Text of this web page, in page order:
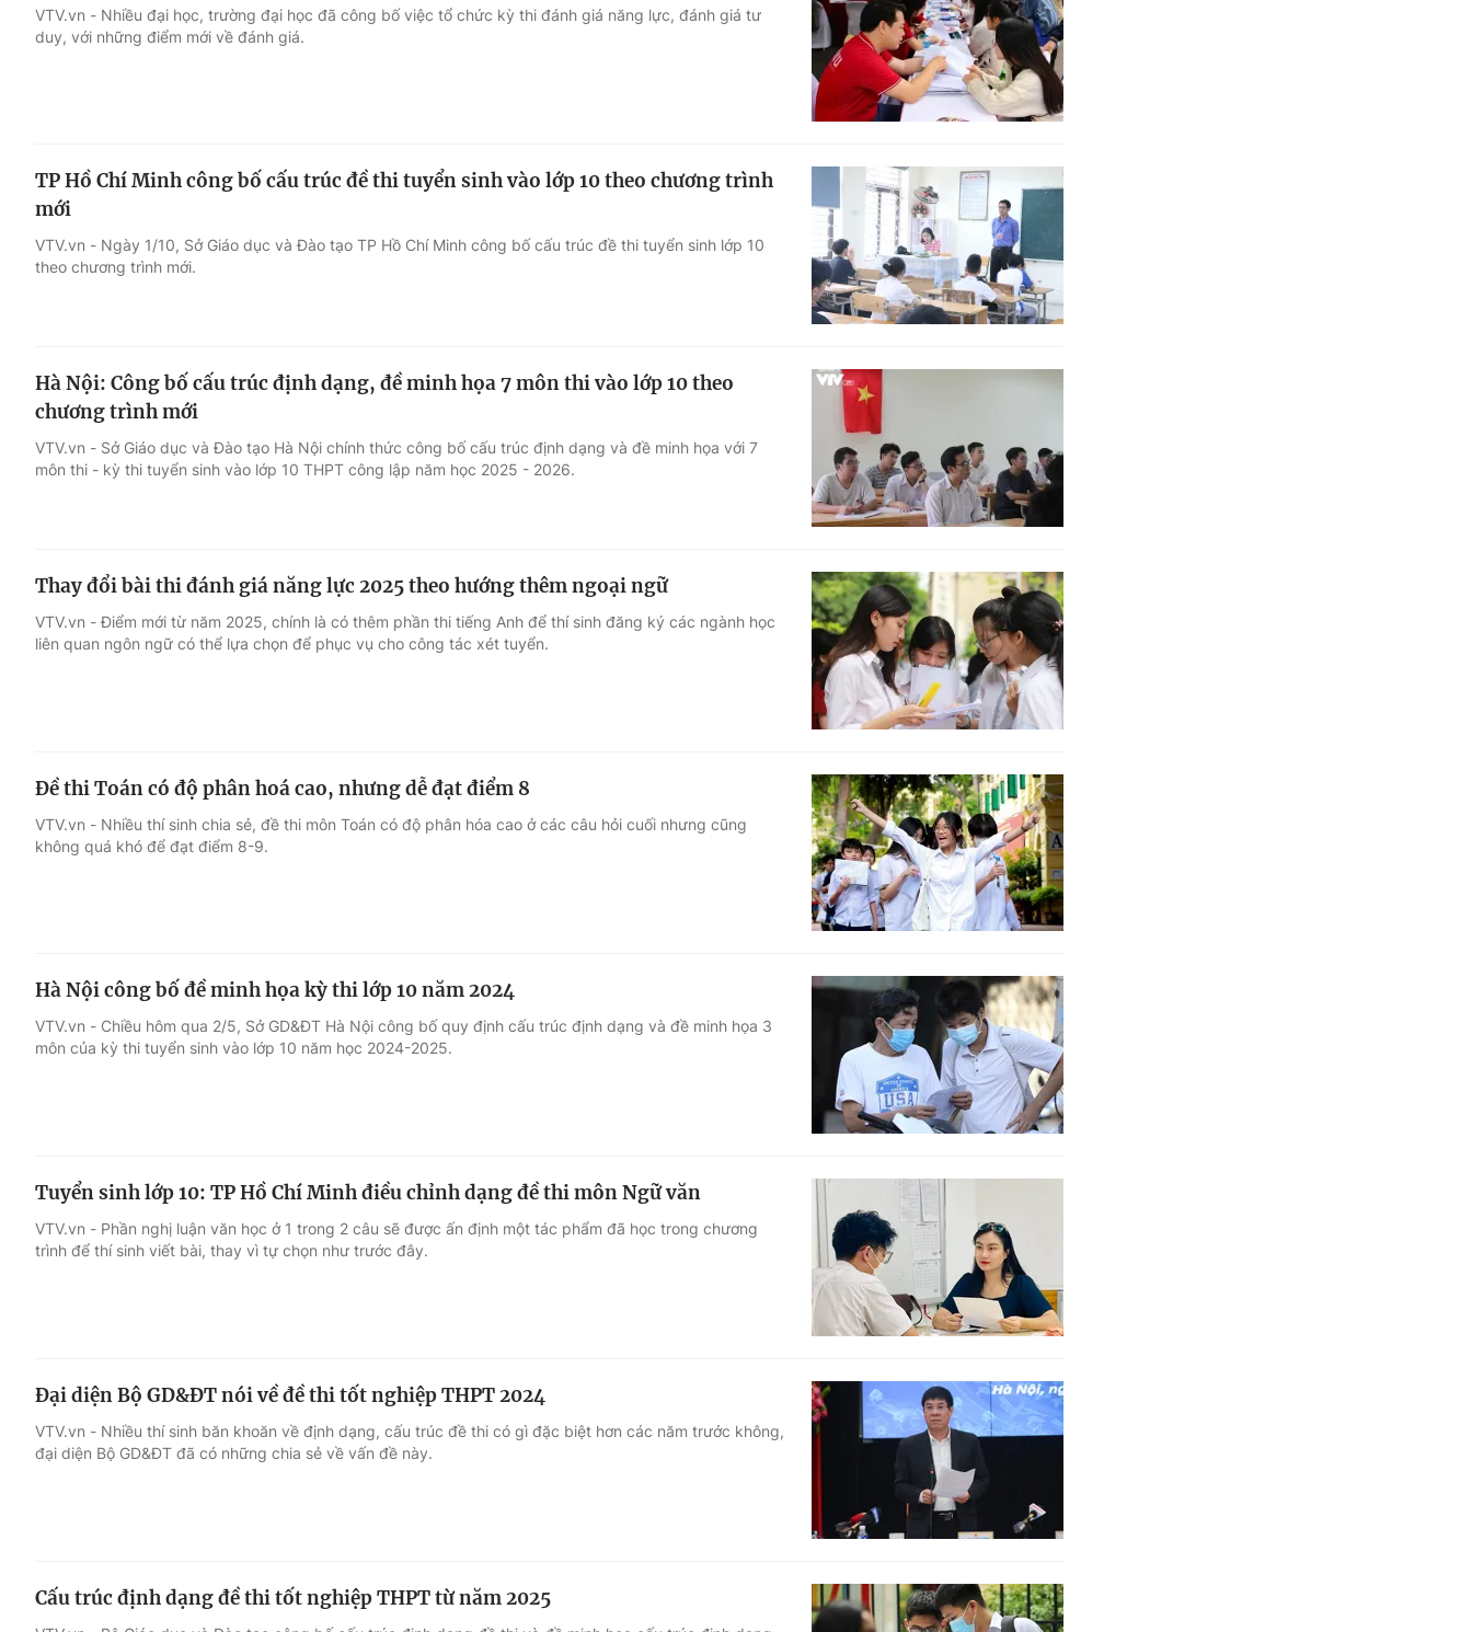
VTV.vn - Nhiều đại học, trường đại học đã công bố việc tổ chức kỳ thi đánh giá năng lực, đánh giá tư
duy, với những điểm mới về đánh giá.
TP Hồ Chí Minh công bố cấu trúc đề thi tuyển sinh vào lớp 10 theo chương trình
mới
VTV.vn - Ngày 1/10, Sở Giáo dục và Đào tạo TP Hồ Chí Minh công bố cấu trúc đề thi tuyển sinh lớp 10
theo chương trình mới.
Hà Nội: Công bố cấu trúc định dạng, đề minh họa 7 môn thi vào lớp 10 theo
chương trình mới
VTV.vn - Sở Giáo dục và Đào tạo Hà Nội chính thức công bố cấu trúc định dạng và đề minh họa với 7
môn thi - kỳ thi tuyển sinh vào lớp 10 THPT công lập năm học 2025 - 2026.
Thay đổi bài thi đánh giá năng lực 2025 theo hướng thêm ngoại ngữ
VTV.vn - Điểm mới từ năm 2025, chính là có thêm phần thi tiếng Anh để thí sinh đăng ký các ngành học
liên quan ngôn ngữ có thể lựa chọn để phục vụ cho công tác xét tuyển.
Đề thi Toán có độ phân hoá cao, nhưng dễ đạt điểm 8
VTV.vn - Nhiều thí sinh chia sẻ, đề thi môn Toán có độ phân hóa cao ở các câu hỏi cuối nhưng cũng
không quá khó để đạt điểm 8-9.
Hà Nội công bố đề minh họa kỳ thi lớp 10 năm 2024
VTV.vn - Chiều hôm qua 2/5, Sở GD&ĐT Hà Nội công bố quy định cấu trúc định dạng và đề minh họa 3
môn của kỳ thi tuyển sinh vào lớp 10 năm học 2024-2025.
Tuyển sinh lớp 10: TP Hồ Chí Minh điều chỉnh dạng đề thi môn Ngữ văn
VTV.vn - Phần nghị luận văn học ở 1 trong 2 câu sẽ được ấn định một tác phẩm đã học trong chương
trình để thí sinh viết bài, thay vì tự chọn như trước đây.
Đại diện Bộ GD&ĐT nói về đề thi tốt nghiệp THPT 2024
VTV.vn - Nhiều thí sinh băn khoăn về định dạng, cấu trúc đề thi có gì đặc biệt hơn các năm trước không,
đại diện Bộ GD&ĐT đã có những chia sẻ về vấn đề này.
Cấu trúc định dạng đề thi tốt nghiệp THPT từ năm 2025